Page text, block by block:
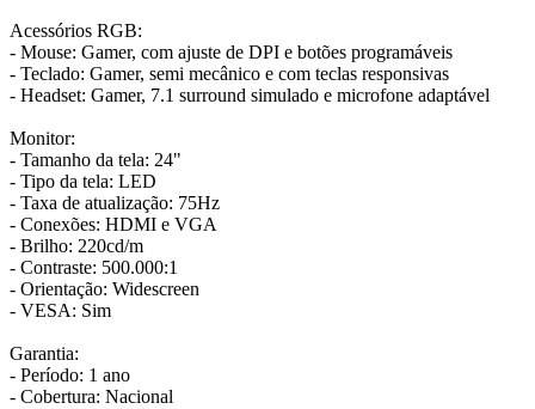
Acessórios RGB:
- Mouse: Gamer, com ajuste de DPI e botões programáveis
- Teclado: Gamer, semi mecânico e com teclas responsivas
- Headset: Gamer, 7.1 surround simulado e microfone adaptável
Monitor:
- Tamanho da tela: 24"
- Tipo da tela: LED
- Taxa de atualização: 75Hz
- Conexões: HDMI e VGA
- Brilho: 220cd/m
- Contraste: 500.000:1
- Orientação: Widescreen
- VESA: Sim
Garantia:
- Período: 1 ano
- Cobertura: Nacional